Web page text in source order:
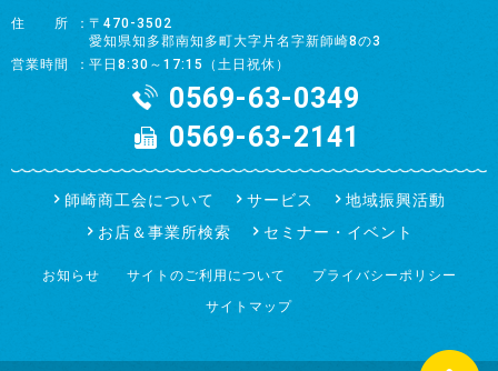
住所
〒470-3502
愛知県知多郡南知多町大字片名字新師崎8の3
営業時間
平日8:30～17:15（土日祝休）
0569-63-0349
0569-63-2141
師崎商工会について サービス
地域振興活動
お店＆事業所検索
セミナー・イベント
お知らせ サイトのご利用について
プライバシーポリシー
サイトマップ